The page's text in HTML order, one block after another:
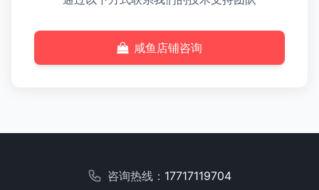
咸鱼店铺咨询
咨询热线： 17717119704